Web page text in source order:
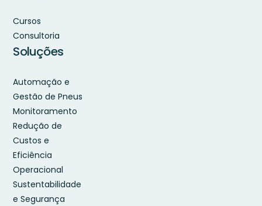
Cursos
Consultoria
Soluções
Automação e
Gestão de Pneus
Monitoramento
Redução de
Custos e
Eficiência
Operacional
Sustentabilidade
e Segurança